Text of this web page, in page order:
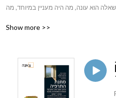
הוא עונה, מה היה מעניין במיוחד, מה
Show more >>